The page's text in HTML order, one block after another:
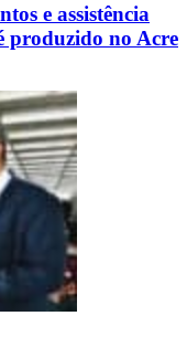
e assistência
produzido no Acre